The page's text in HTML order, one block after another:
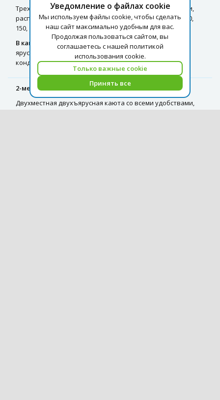
Трехместная двухъярусная каюта со всеми удобствами,
расположенная на средней палубе. Номера кают: 77–80,
150, 151.
В каюте:
три спальных места (два внизу, одно вторым
ярусом), шкаф для одежды, трюмо, радио, душ, санузел,
кондиционер, обзорное окно, розетка на 220V.
2-местная 2-ярусная (главная палуба)
Двухместная двухъярусная каюта со всеми удобствами,
Уведомление о файлах cookie
Мы используем файлы cookie, чтобы сделать
наш сайт максимально удобным для вас.
Продолжая пользоваться сайтом, вы
соглашаетесь с нашей политикой
использования cookie.
Только важные cookie
Принять все